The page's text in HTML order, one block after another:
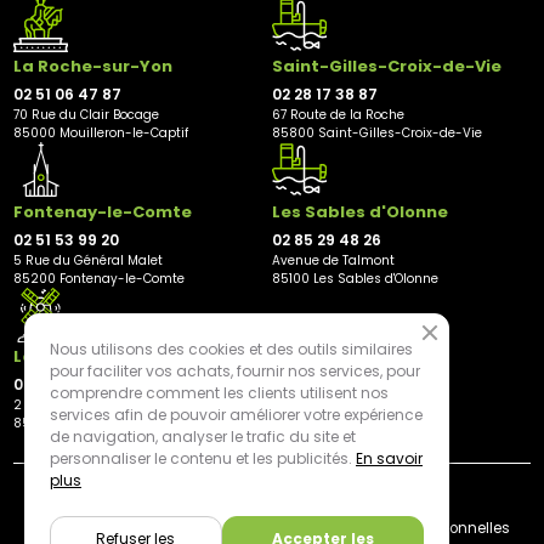
La Roche-sur-Yon
02 51 06 47 87
70 Rue du Clair Bocage
85000 Mouilleron-le-Captif
Saint-Gilles-Croix-de-Vie
02 28 17 38 87
67 Route de la Roche
85800 Saint-Gilles-Croix-de-Vie
Fontenay-le-Comte
02 51 53 99 20
5 Rue du Général Malet
85200 Fontenay-le-Comte
Les Sables d'Olonne
02 85 29 48 26
Avenue de Talmont
85100 Les Sables d'Olonne
Les Herbiers
02 21 81 23 11
2 rue des Peupliers
85500 Les Herbiers
Livraison
Mentions légales
Données personnelles
Nous utilisons des cookies et des outils similaires
pour faciliter vos achats, fournir nos services, pour
comprendre comment les clients utilisent nos
services afin de pouvoir améliorer votre expérience
de navigation, analyser le trafic du site et
personnaliser le contenu et les publicités. En savoir
plus
Accepter les
Refuser les